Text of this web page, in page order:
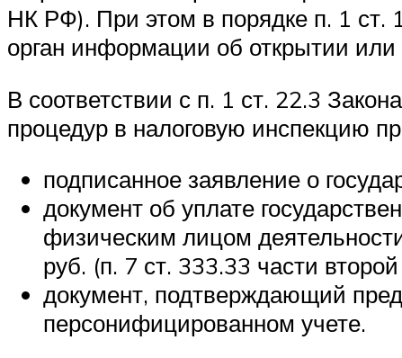
НК РФ). При этом в порядке п. 1 ст.
орган информации об открытии
В соответствии с п. 1 ст. 22.3
процедур в налоговую инспекцию
подписанное заявление о
документ об уплате
физическим лицом
руб. (п. 7 ст. 333.33 части
документ, подтверждающий
персонифицированном учете.